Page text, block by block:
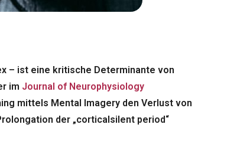
– ist eine kritische Determinante von
im Journal of Neurophysiology
mittels Mental Imagery den Verlust von
der „corticalsilent period“